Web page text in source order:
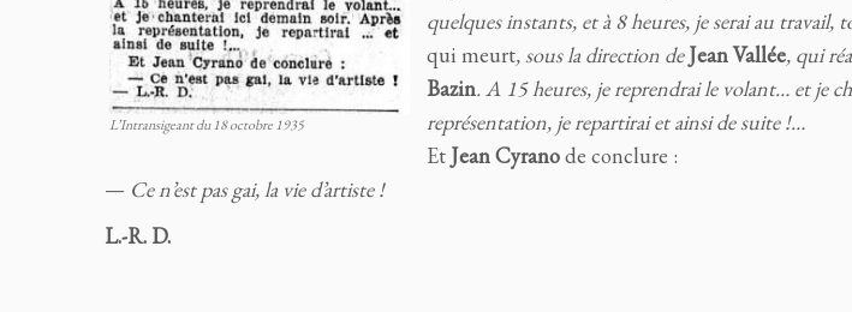
L’Intransigeant du 18 octobre 1935
quelques instants, et à 8 heures, je serai au travail,
qui meurt, sous la direction deJeanVallée, qui
Bazin. A 15 heures, je reprendrai le volant… et je
représentation, je repartirai et ainsi de suite !…
Et Jean Cyranode conclure :
— Ce n’est pas gai, la vie d’artiste !
L.-R. D.